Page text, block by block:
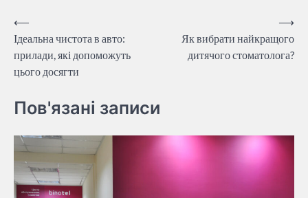
Навігація
записів
⟵
Ідеальна чистота в авто:
прилади, які допоможуть
цього досягти
Як вибрати найкращого
дитячого стоматолога?
⟶
Пов'язані записи